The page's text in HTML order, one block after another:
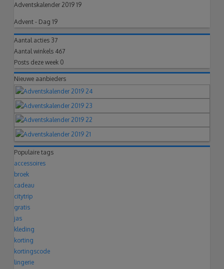
Adventskalender 2019 19
Advent - Dag 19
Aantal acties 37
Aantal winkels 467
Posts deze week 0
Nieuwe aanbieders
Populaire tags
accessoires
broek
cadeau
citytrip
gratis
jas
kleding
korting
kortingscode
lingerie